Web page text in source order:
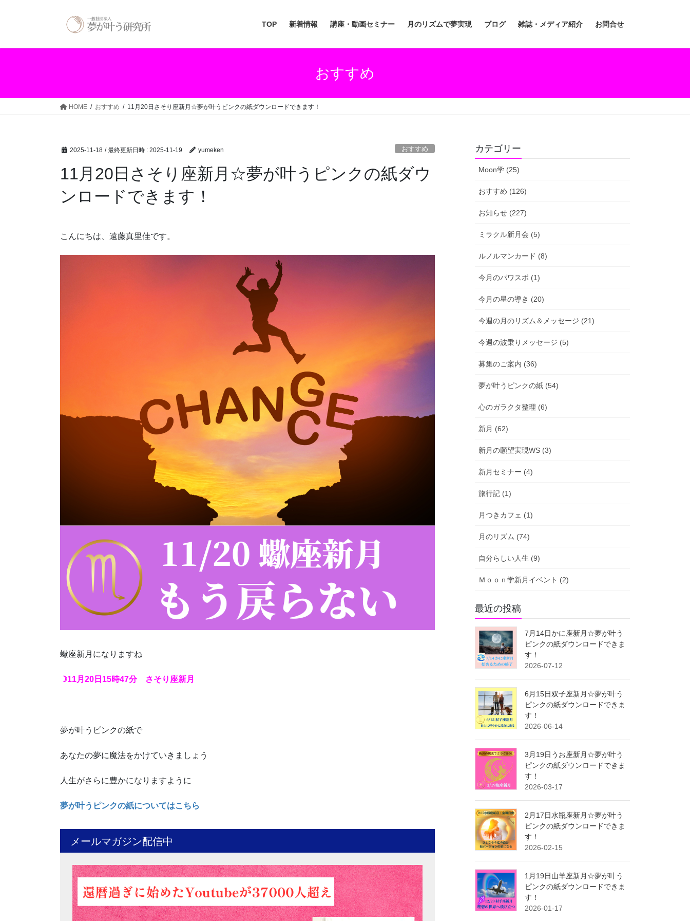
TOP 新着情報 講座・動画セミナー 月のリズムで夢実現 ブログ 雑誌・メディア紹介 お問合せ
おすすめ
HOME おすすめ 11月20日さそり座新月☆夢が叶うピンクの紙ダウンロードできます！
2025-11-18 / 最終更新日時 : 2025-11-19 yumeken おすすめ
11月20日さそり座新月☆夢が叶うピンクの紙ダウ
ンロードできます！
こんにちは、遠藤真里佳です。
蠍座新月になりますね
☽11月20日15時47分 さそり座新月
夢が叶うピンクの紙で
あなたの夢に魔法をかけていきましょう
人生がさらに豊かになりますように
夢が叶うピンクの紙についてはこちら
メールマガジン配信中
カテゴリー
Moon学 (25)
おすすめ (126)
お知らせ (227)
ミラクル新月会 (5)
ルノルマンカード (8)
今月のパワスポ (1)
今月の星の導き (20)
今週の月のリズム＆メッセージ (21)
今週の波乗りメッセージ (5)
募集のご案内 (36)
夢が叶うピンクの紙 (54)
心のガラクタ整理 (6)
新月 (62)
新月の願望実現WS (3)
新月セミナー (4)
旅行記 (1)
月つきカフェ (1)
月のリズム (74)
自分らしい人生 (9)
Ｍｏｏｎ学新月イベント (2)
最近の投稿
7月14日かに座新月☆夢が叶う
ピンクの紙ダウンロードできま
す！
2026-07-12
6月15日双子座新月☆夢が叶う
ピンクの紙ダウンロードできま
す！
2026-06-14
3月19日うお座新月☆夢が叶う
ピンクの紙ダウンロードできま
す！
2026-03-17
2月17日水瓶座新月☆夢が叶う
ピンクの紙ダウンロードできま
す！
2026-02-15
1月19日山羊座新月☆夢が叶う
ピンクの紙ダウンロードできま
す！
2026-01-17